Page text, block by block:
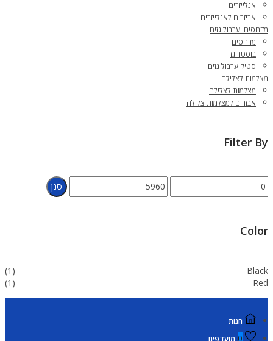
אנלייזרים
אביזרים לאנלייזרים
מדחסים וערבול גזים
מדחסים
בוסטר גז
סטיק ערבול גזים
מצלמות לצלילה
מצלמות לצלילה
אבזרים למצלמות צלילה
Filter By
סנן
Color
Black
(1)
Red
(1)
חנות
0 מועדפים